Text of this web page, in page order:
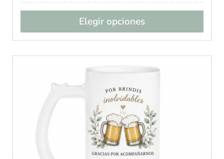
Elegir opciones